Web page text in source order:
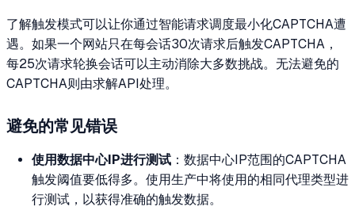
了解触发模式可以让你通过智能请求调度最小化CAPTCHA遭
遇。如果一个网站只在每会话30次请求后触发CAPTCHA，
每25次请求轮换会话可以主动消除大多数挑战。无法避免的
CAPTCHA则由求解API处理。
避免的常见错误
使用数据中心IP进行测试 ：数据中心IP范围的CAPTCHA
触发阈值要低得多。使用生产中将使用的相同代理类型进
行测试，以获得准确的触发数据。